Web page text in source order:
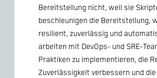
Bereitstellung nicht, weil sie
beschleunigen die Bereitstellung,
resilient, zuverlässig und
arbeiten mit DevOps- und SRE-
Praktiken zu implementieren, die
Zuverlässigkeit verbessern und die